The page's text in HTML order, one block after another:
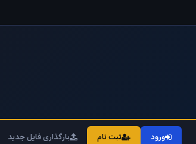
ورود ثبت نام بارگذاری فایل جدید